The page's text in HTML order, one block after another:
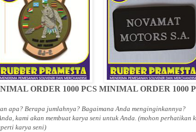
ORDER 1000 PCS MINIMAL ORDER 1000
apa? Berapa jumlahnya? Bagaimana Anda menginginkannya?
kami akan membuat karya seni untuk Anda. (mohon perhatikan
karya seni)